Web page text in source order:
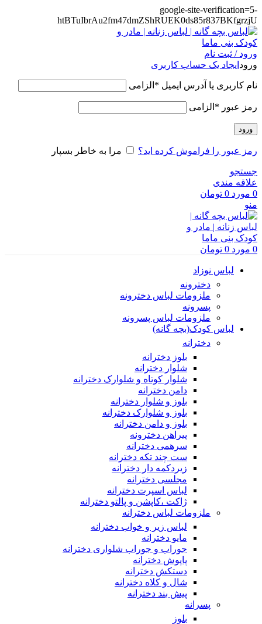
google-site-verification=5-
htBTuIbrAu2fm47dmZShRUEK0ds85r837BKfgrzjU
ورود / ثبت نام
ورود ایجاد یک حساب کاربری
نام کاربری یا آدرس ایمیل * الزامی
رمز عبور * الزامی
ورود
رمز عبور را فراموش کرده اید؟ مرا به خاطر بسپار
جستجو
علاقه مندی
0 مورد 0 تومان
منو
0 مورد 0 تومان
لباس نوزاد
دخترونه
ملزومات لباس دخترونه
پسرونه
ملزومات لباس پسرونه
لباس کودک(بچه گانه)
دخترانه
بلوز دخترانه
شلوار دخترانه
شلوار کوتاه و شلوارک دخترانه
دامن دخترانه
بلوز و شلوار دخترانه
بلوز و شلوارک دخترانه
بلوز و دامن دخترانه
پیراهن دخترونه
سرهمی دخترانه
ست چند تکه دخترانه
زیردکمه دار دخترانه
مجلسی دخترانه
لباس اسپرت دخترانه
ژاکت ،کاپشن و پالتو دخترانه
ملزومات لباس دخترانه
لباس زیر و خواب دخترانه
مایو دخترانه
جوراب و جوراب شلواری دخترانه
پاپوش دخترانه
دستکش دخترانه
شال و کلاه دخترانه
پیش بند دخترانه
پسرانه
بلوز